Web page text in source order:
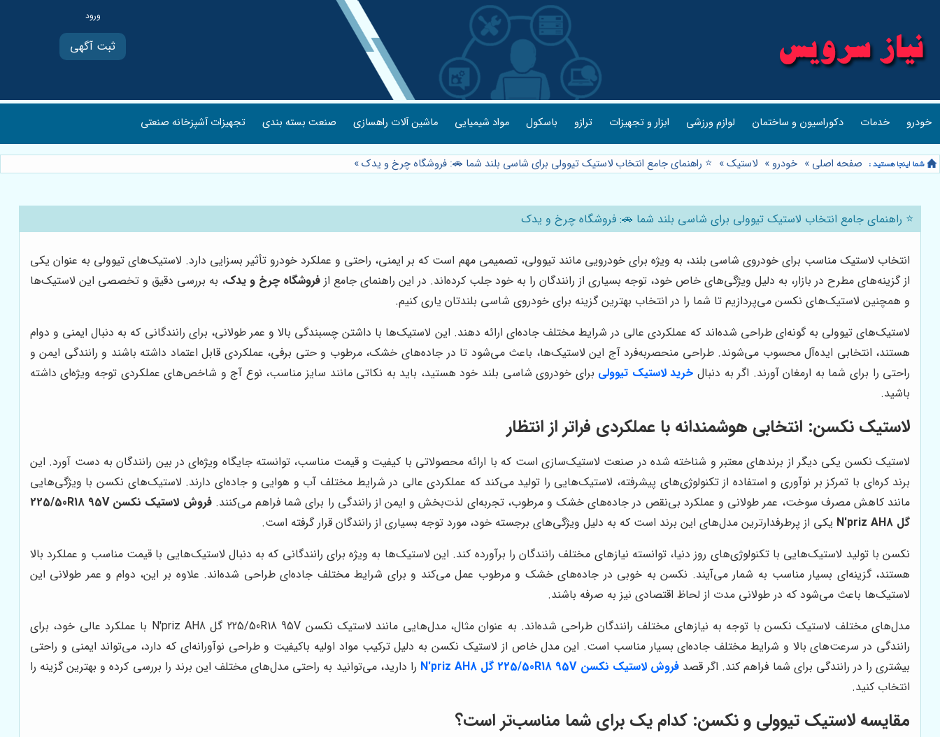
ثبت آگهی
خودرو خدمات دکوراسیون و ساختمان لوازم ورزشی ابزار و تجهیزات ترازو باسکول مواد شیمیایی ماشین آلات راهسازی صنعت بسته بندی تجهیزات آشپزخانه صنعتی
صفحه اصلی » خودرو » لاستیک» ⭐️ راهنمای جامع انتخاب لاستیک تیوولی برای شاسی بلند شما 🚗: فروشگاه چرخ و یدک»
⭐️ راهنمای جامع انتخاب لاستیک تیوولی برای شاسی بلند شما 🚗: فروشگاه چرخ و یدک
انتخاب لاستیک مناسب برای خودروی شاسی بلند، به ویژه برای خودرویی مانند تیوولی، تصمیمی مهم است که بر ایمنی، راحتی و عملکرد خودرو تأثیر بسزایی دارد. لاستیک‌های تیوولی به عنوان یکی
از گزینه‌های مطرح در بازار، به دلیل ویژگی‌های خاص خود، توجه بسیاری از رانندگان را به خود جلب کرده‌اند. در این راهنمای جامع ازفروشگاه چرخ و یدک، به بررسی دقیق و تخصصی این لاستیک‌ها
و همچنین لاستیک‌های نکسن می‌پردازیم تا شما را در انتخاب بهترین گزینه برای خودروی شاسی بلندتان یاری کنیم.
لاستیک‌های تیوولی به گونه‌ای طراحی شده‌اند که عملکردی عالی در شرایط مختلف جاده‌ای ارائه دهند. این لاستیک‌ها با داشتن چسبندگی بالا و عمر طولانی، برای رانندگانی که به دنبال ایمنی و دوام
هستند، انتخابی ایده‌آل محسوب می‌شوند. طراحی منحصربه‌فرد آج این لاستیک‌ها، باعث می‌شود تا در جاده‌های خشک، مرطوب و حتی برفی، عملکردی قابل اعتماد داشته باشند و رانندگی ایمن و
راحتی را برای شما به ارمغان آورند. اگر به دنبال خرید لاستیک تیوولی برای خودروی شاسی بلند خود هستید، باید به نکاتی مانند سایز مناسب، نوع آج و شاخص‌های عملکردی توجه ویژه‌ای داشته
باشید.
لاستیک نکسن: انتخابی هوشمندانه با عملکردی فراتر از انتظار
لاستیک نکسن یکی دیگر از برندهای معتبر و شناخته شده در صنعت لاستیک‌سازی است که با ارائه محصولاتی با کیفیت و قیمت مناسب، توانسته جایگاه ویژه‌ای در بین رانندگان به دست آورد. این
برند کره‌ای با تمرکز بر نوآوری و استفاده از تکنولوژی‌های پیشرفته، لاستیک‌هایی را تولید می‌کند که عملکردی عالی در شرایط مختلف آب و هوایی و جاده‌ای دارند. لاستیک‌های نکسن با ویژگی‌هایی
مانند کاهش مصرف سوخت، عمر طولانی و عملکرد بی‌نقص در جاده‌های خشک و مرطوب، تجربه‌ای لذت‌بخش و ایمن از رانندگی را برای شما فراهم می‌کنند.
فروش لاستیک نکسن 225/50R18 95V
گل N'priz AH8
یکی از پرطرفدارترین مدل‌های این برند است که به دلیل ویژگی‌های برجسته خود، مورد توجه بسیاری از رانندگان قرار گرفته است.
نکسن با تولید لاستیک‌هایی با تکنولوژی‌های روز دنیا، توانسته نیازهای مختلف رانندگان را برآورده کند. این لاستیک‌ها به ویژه برای رانندگانی که به دنبال لاستیک‌هایی با قیمت مناسب و عملکرد بالا
هستند، گزینه‌ای بسیار مناسب به شمار می‌آیند. نکسن به خوبی در جاده‌های خشک و مرطوب عمل می‌کند و برای شرایط مختلف جاده‌ای طراحی شده‌اند. علاوه بر این، دوام و عمر طولانی این
لاستیک‌ها باعث می‌شود که در طولانی مدت از لحاظ اقتصادی نیز به صرفه باشند.
مدل‌های مختلف لاستیک نکسن با توجه به نیازهای مختلف رانندگان طراحی شده‌اند. به عنوان مثال، مدل‌هایی مانند لاستیک نکسن 225/50R18 95V گل N'priz AH8 با عملکرد عالی خود، برای
رانندگی در سرعت‌های بالا و شرایط مختلف جاده‌ای بسیار مناسب است. این مدل خاص از لاستیک نکسن به دلیل ترکیب مواد اولیه باکیفیت و طراحی نوآورانه‌ای که دارد، می‌تواند ایمنی و راحتی
بیشتری را در رانندگی برای شما فراهم کند. اگر قصدفروش لاستیک نکسن 225/50R18 95V گل N'priz AH8
را دارید، می‌توانید به راحتی مدل‌های مختلف این برند را بررسی کرده و بهترین گزینه را
انتخاب کنید.
مقایسه لاستیک تیوولی و نکسن: کدام یک برای شما مناسب‌تر است؟